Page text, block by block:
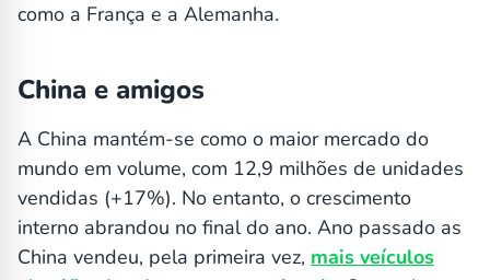
como a França e a Alemanha.
China e amigos
A China mantém-se como o maior mercado do
mundo em volume, com 12,9 milhões de unidades
vendidas (+17%). No entanto, o crescimento
interno abrandou no final do ano. Ano passado as
China vendeu, pela primeira vez, mais veículos